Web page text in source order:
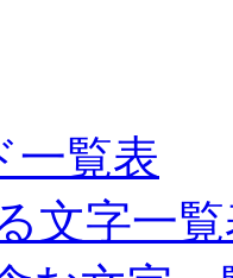
一覧表
文字一